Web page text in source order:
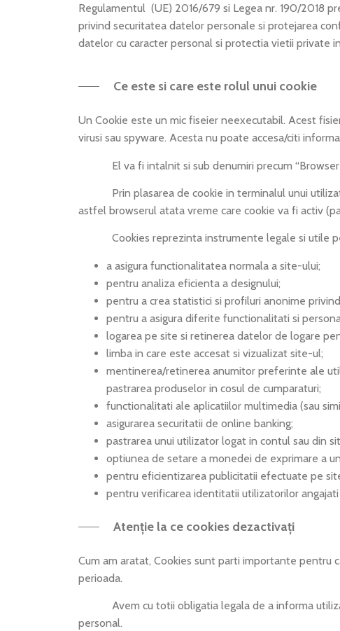
Regulamentul (UE) 2016/679 si Legea nr. 190/2018
privind securitatea datelor personale si protejarea
datelor cu caracter personal si protectia vietii private
Ce este si care este rolul unui cookie
Un Cookie este un mic fiseier neexecutabil. Acest
virusi sau spyware. Acesta nu poate accesa/citi
El va fi intalnit si sub denumiri precum “Browser
Prin plasarea de cookie in terminalul unui
astfel browserul atata vreme care cookie va fi activ
Cookies reprezinta instrumente legale si utile
a asigura functionalitatea normala a site-ului;
pentru analiza eficienta a designului;
pentru a crea statistici si profiluri anonime
pentru a asigura diferite functionalitati si
logarea pe site si retinerea datelor de logare
limba in care este accesat si vizualizat site-ul;
mentinerea/retinerea anumitor preferinte ale
pastrarea produselor in cosul de cumparaturi;
functionalitati ale aplicatiilor multimedia (sau
asigurarea securitatii de online banking;
pastrarea unui utilizator logat in contul sau din
optiunea de setare a monedei de exprimare a
pentru eficientizarea publicitatii efectuate pe
pentru verificarea identitatii utilizatorilor
Atenție la ce cookies dezactivați
Cum am aratat, Cookies sunt parti importante pentru
perioada.
Avem cu totii obligatia legala de a informa
personal.